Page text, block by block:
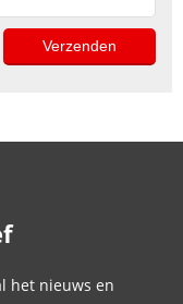
het nieuws en